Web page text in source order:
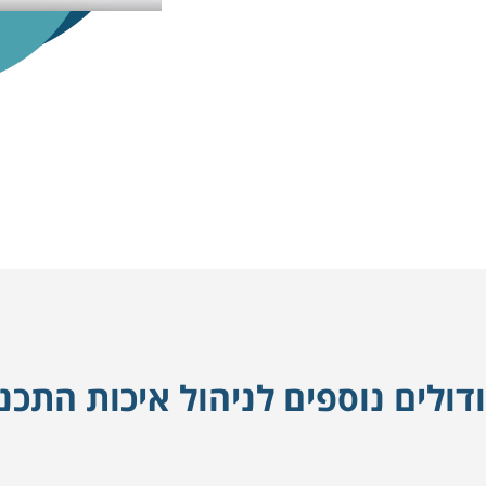
נוספים לניהול איכות